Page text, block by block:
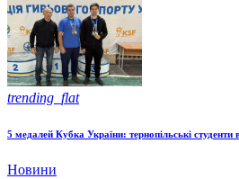
trending_flat
5 медалей Кубка України: тернопільські
Новини